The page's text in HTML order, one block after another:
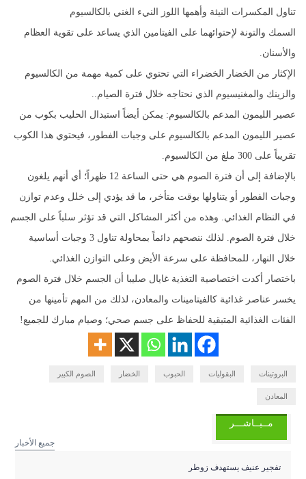
تناول المكسرات النيئة وأهمها اللوز النيء الغني بالكالسيوم
السمك والتونة لإحتوائهما على الفيتامين الذي يساعد على تقوية العظام
والأسنان.
الإكثار من الخضار الخضراء التي تحتوي على كمية مهمة من الكالسيوم
والزينك والمغنيسيوم الذي نحتاجه خلال فترة الصيام..
عصير الليمون المدعم بالكالسيوم: يمكن أيضاً استبدال الحليب بكوب من
عصير الليمون المدعم بالكالسيوم على وجبات الفطور، فيحتوي هذا الكوب
تقريباً على 300 ملغ من الكالسيوم.
بالإضافة إلى أن فترة الصوم هي حتى الساعة 12 ظهراً؛ أي أنهم يلغون
وجبات الفطور أو يتناولها بوقت متأخر، ما قد يؤدي إلى خلل وعدم توازن
في النظام الغذائي. وهذه من أكثر المشاكل التي قد تؤثر سلباً على الجسم
خلال فترة الصوم. لذلك ننصحهم دائماً بمحاولة تناول 3 وجبات أساسية
خلال النهار، للمحافظة على سرعة الأيض وعلى التوازن الغذائي.
باختصار أكدت اختصاصية التغذية غايال صليبا أن الجسم خلال فترة الصوم
يخسر عناصر غذائية كالفيتامينات والمعادن، لذلك من المهم تأمينها من
الفئات الغذائية المتبقية للحفاظ على جسم صحي؛ وصيام مبارك للجميع!
البروتينات البقوليات الحبوب الخضار الصوم الكبير
المعادن
مــبــاشـــر
جميع الأخبار
تفجير عنيف يستهدف زوطر